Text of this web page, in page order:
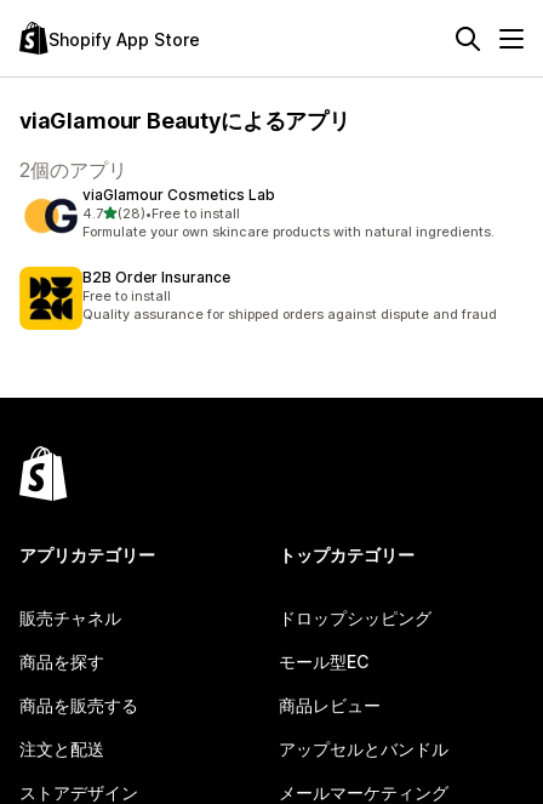
Shopify App Store
viaGlamour Beautyによるアプリ
2個のアプリ
viaGlamour Cosmetics Lab
4.75つ星中
(28)
合計レビュー数：28件
•Free to install
Formulate your own skincare products with natural ingredients.
B2B Order Insurance
Free to install
Quality assurance for shipped orders against dispute and fraud
アプリカテゴリー
販売チャネル
商品を探す
商品を販売する
注文と配送
ストアデザイン
トップカテゴリー
ドロップシッピング
モール型EC
商品レビュー
アップセルとバンドル
メールマーケティング